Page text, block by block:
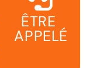
ÊTRE
APPELÉ